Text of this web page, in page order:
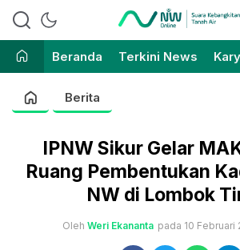
Nahdlatul Wathan Online
Suara Kebangkitan Tanah
Beranda
Terkini News
Berita
IPNW Sikur Gelar
Ruang Pembentukan
NW di Lombok
Oleh Weri Ekananta pada 10 Februari